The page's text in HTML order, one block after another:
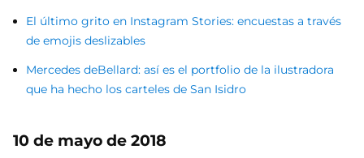
El último grito en Instagram Stories: encuestas a través
de emojis deslizables
Mercedes deBellard: así es el portfolio de la ilustradora
que ha hecho los carteles de San Isidro
10 de mayo de 2018